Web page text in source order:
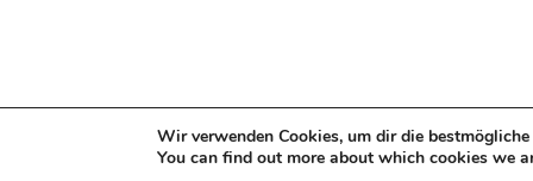
Wir verwenden Cookies, um dir die
You can find out more about which cookies we